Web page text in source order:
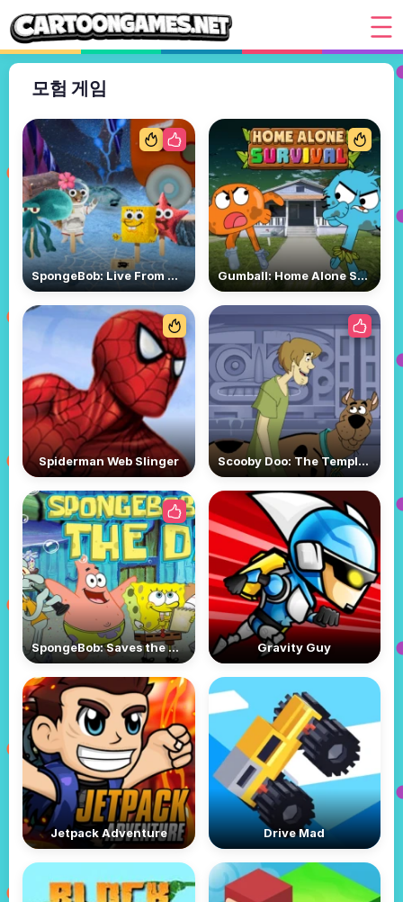
모험 게임
SpongeBob: Live From Bikini Bottom 2 Gumball: Home Alone Survival
Spiderman Web Slinger Scooby Doo: The Temple Of Lost Souls
SpongeBob: Saves the Day Gravity Guy
Jetpack Adventure Drive Mad